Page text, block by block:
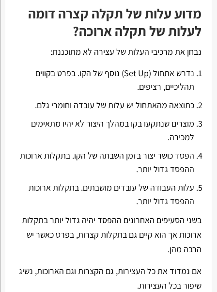
מדוע עלות של תקלה קצרה דומה
לעלות של תקלה ארוכה?
נבחן את מרכיבי העלות של עצירה לא מתוכננת:
נדרש אתחול (Set Up) נוסף של הקו. בפרט בקווים
תהליכיים, רציפים.
כתוצאה מהאתחול יש עלות של עובדה וחומרי גלם.
מוצרים שנתקעו בקו במהלך היצור לא יהיו מתאימים
למכירה.
הפסד כושר יצור בזמן השבתה של הקו. בתקלות ארוכות
ההפסד גדול יותר.
עלות העבודה של עובדים מושבתים. בתקלות ארוכות
ההפסד גדול יותר.
בשני הסעיפים האחרונים ההפסד יהיה גדול יותר בתקלות
ארוכות אך הוא קיים גם בתקלות קצרות, בפרט כאשר יש
הרבה מהן.
אם נמדוד את כל העצירות, גם הקצרות וגם הארוכות, נשיג
שיפור בכל העצירות.